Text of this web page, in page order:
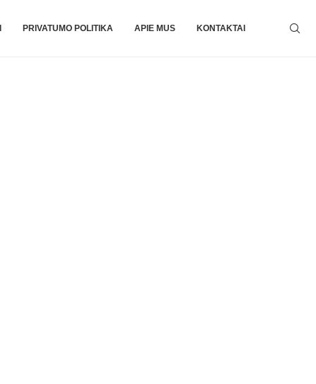
PRIVATUMO POLITIKA APIE MUS KONTAKTAI